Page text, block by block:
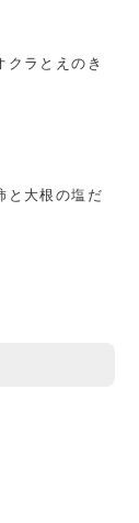
クラとえのき
と大根の塩だ